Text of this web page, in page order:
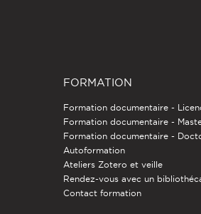
FORMATION
Formation documentaire -
Formation documentaire -
Formation documentaire -
Autoformation
Ateliers Zotero et veille
Rendez-vous avec un
Contact formation